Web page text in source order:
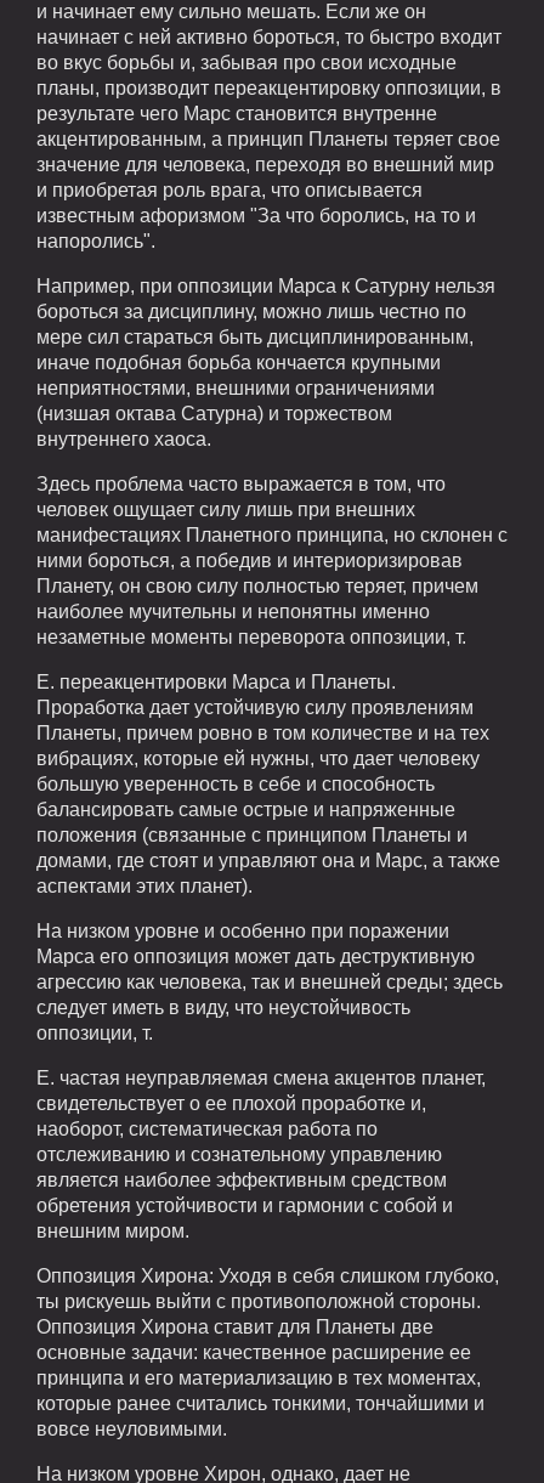
и начинает ему сильно мешать. Если же он
начинает с ней активно бороться, то быстро входит
во вкус борьбы и, забывая про свои исходные
планы, производит переакцентировку оппозиции, в
результате чего Марс становится внутренне
акцентированным, а принцип Планеты теряет свое
значение для человека, переходя во внешний мир
и приобретая роль врага, что описывается
известным афоризмом "За что боролись, на то и
напоролись".
Например, при оппозиции Марса к Сатурну нельзя
бороться за дисциплину, можно лишь честно по
мере сил стараться быть дисциплинированным,
иначе подобная борьба кончается крупными
неприятностями, внешними ограничениями
(низшая октава Сатурна) и торжеством
внутреннего хаоса.
Здесь проблема часто выражается в том, что
человек ощущает силу лишь при внешних
манифестациях Планетного принципа, но склонен с
ними бороться, а победив и интериоризировав
Планету, он свою силу полностью теряет, причем
наиболее мучительны и непонятны именно
незаметные моменты переворота оппозиции, т.
Е. переакцентировки Марса и Планеты.
Проработка дает устойчивую силу проявлениям
Планеты, причем ровно в том количестве и на тех
вибрациях, которые ей нужны, что дает человеку
большую уверенность в себе и способность
балансировать самые острые и напряженные
положения (связанные с принципом Планеты и
домами, где стоят и управляют она и Марс, а также
аспектами этих планет).
На низком уровне и особенно при поражении
Марса его оппозиция может дать деструктивную
агрессию как человека, так и внешней среды; здесь
следует иметь в виду, что неустойчивость
оппозиции, т.
Е. частая неуправляемая смена акцентов планет,
свидетельствует о ее плохой проработке и,
наоборот, систематическая работа по
отслеживанию и сознательному управлению
является наиболее эффективным средством
обретения устойчивости и гармонии с собой и
внешним миром.
Оппозиция Хирона: Уходя в себя слишком глубоко,
ты рискуешь выйти с противоположной стороны.
Оппозиция Хирона ставит для Планеты две
основные задачи: качественное расширение ее
принципа и его материализацию в тех моментах,
которые ранее считались тонкими, тончайшими и
вовсе неуловимыми.
На низком уровне Хирон, однако, дает не